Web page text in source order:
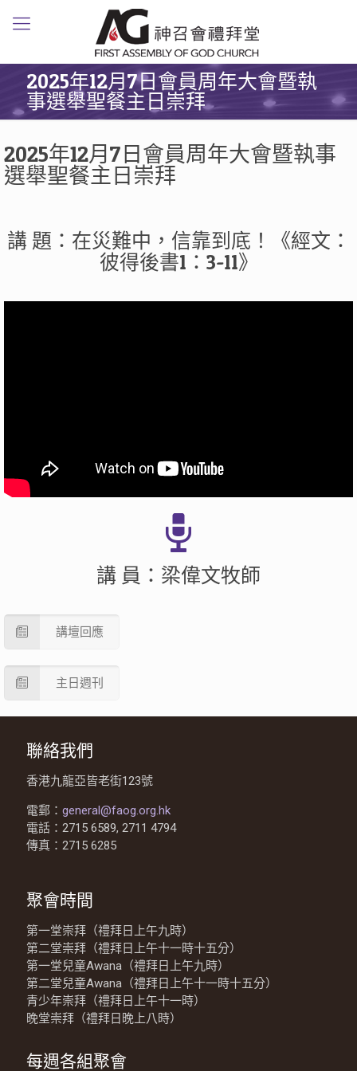
2025年12月7日會員周年大會暨執
事選舉聖餐主日崇拜
2025年12月7日會員周年大會暨執事
選舉聖餐主日崇拜
講 題：在災難中，信靠到底！《經文：
彼得後書1：3-11》
講 員：梁偉文牧師
講壇回應
主日週刊
聯絡我們
香港九龍亞皆老街123號
電郵： general@faog.org.hk
電話：2715 6589, 2711 4794
傳真：2715 6285
聚會時間
第一堂崇拜（禮拜日上午九時）
第二堂崇拜（禮拜日上午十一時十五分）
第一堂兒童Awana（禮拜日上午九時）
第二堂兒童Awana（禮拜日上午十一時十五分）
青少年崇拜（禮拜日上午十一時）
晚堂崇拜（禮拜日晚上八時）
每週各組聚會